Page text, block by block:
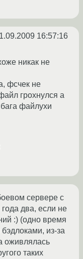
16:57:16
никак не
фсчек не
грохнулся а
файлухи
сервере с
два, если не
:) (одно время
из-за
оживлялась
таких